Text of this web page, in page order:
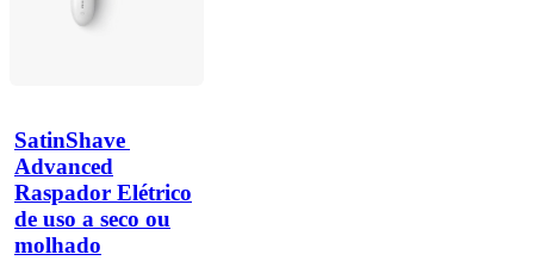
SatinShave
Advanced
Raspador Elétrico
de uso a seco ou
molhado